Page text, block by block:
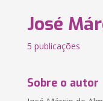
José
5 publicações
Sobre o autor